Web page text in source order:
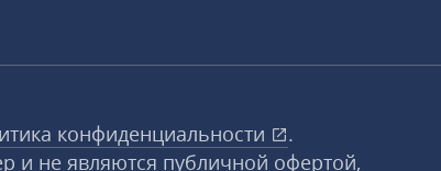
конфиденциальности
.
и не являются публичной офертой,